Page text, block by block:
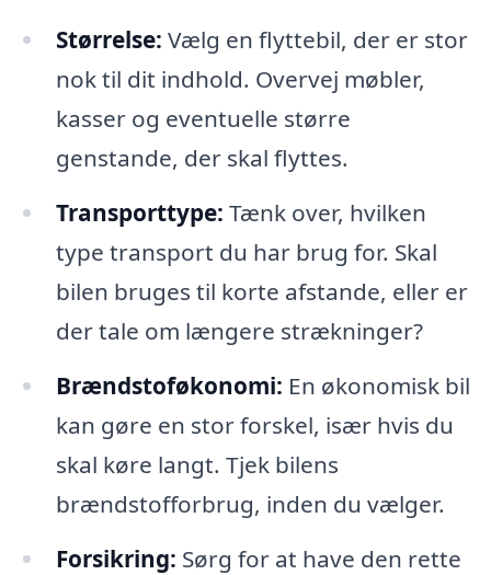
Størrelse: Vælg en flyttebil, der er stor
nok til dit indhold. Overvej møbler,
kasser og eventuelle større
genstande, der skal flyttes.
Transporttype: Tænk over, hvilken
type transport du har brug for. Skal
bilen bruges til korte afstande, eller er
der tale om længere strækninger?
Brændstoføkonomi: En økonomisk bil
kan gøre en stor forskel, især hvis du
skal køre langt. Tjek bilens
brændstofforbrug, inden du vælger.
Forsikring: Sørg for at have den rette